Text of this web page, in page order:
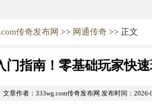
传奇发布网 >> 网通传奇 >> 正文
门指南！零基础玩家快
文章作者：333wg.com传奇发布网 发布时间：2026-